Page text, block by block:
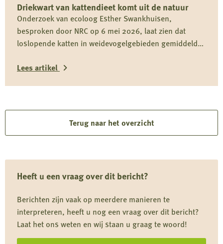
Heeft u een vraag over dit bericht?
Berichten zijn vaak op meerdere manieren te
interpreteren, heeft u nog een vraag over dit bericht?
Laat het ons weten en wij staan u graag te woord!
rapport
over
vermeende
wolvenstroperij
Driekwart van kattendieet komt uit de natuur
Onderzoek van ecoloog Esther Swankhuisen,
besproken door NRC op 6 mei 2026, laat zien dat
loslopende katten in weidevogelgebieden gemiddeld
onderdeel zijn van het predatiedebat. Voor kwetsbare
Lees artikel
Driekwart
kattendieet
komt
natuur
Terug naar het overzicht